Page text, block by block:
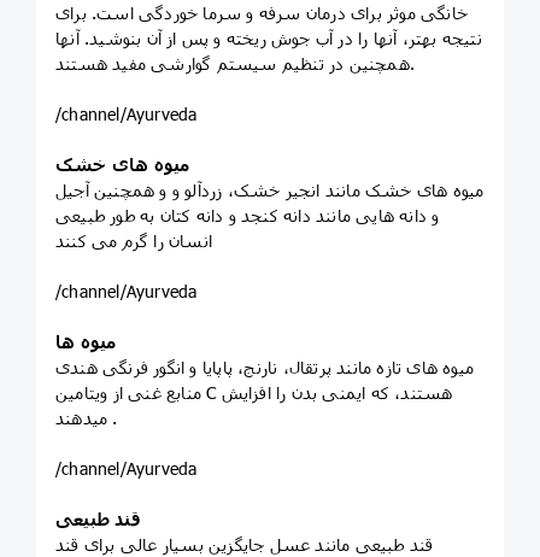
خانگی موثر برای درمان سرفه و سرما خوردگی است. برای
نتیجه بهتر، آنها را در آب جوش ریخته و پس از آن بنوشید. آنها
همچنین در تنظیم سیستم گوارشی مفید هستند.
/channel/Ayurveda
میوه های خشک
میوه های خشک مانند انجیر خشک، زردآلو و و همچنین آجیل
و دانه هایی مانند دانه کنجد و دانه کتان به طور طبیعی
انسان را گرم می کنند
/channel/Ayurveda
میوه ها
میوه های تازه مانند پرتقال، نارنج، پاپایا و انگور فرنگی هندی
منابع غنی از ویتامین C هستند، که ایمنی بدن را افزایش
میدهند .
/channel/Ayurveda
قند طبیعی
قند طبیعی مانند عسل جایگزین بسیار عالی برای قند